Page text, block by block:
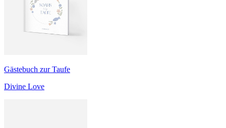
Gästebuch zur Taufe
Divine Love